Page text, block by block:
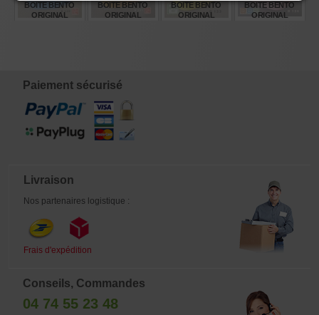
BOITE BENTO
ORIGINAL
BOITE BENTO
ORIGINAL
BOITE BENTO
ORIGINAL
BOITE BENTO
ORIGINAL
Paiement sécurisé
Livraison
Nos partenaires logistique :
Frais d'expédition
Conseils, Commandes
04 74 55 23 48